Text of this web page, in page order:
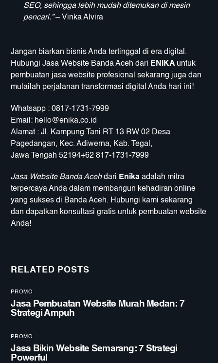
SEO, sehingga lebih mudah ditemukan di mesin
pencari.”– Vinka Alvira
Jangan biarkan bisnis Anda tertinggal di era digital.
Hubungi Jasa Website Banda Aceh dari ENIKA untuk
pembuatan jasa website profesional sekarang juga dan
mulailah perjalanan transformasi digital Anda hari ini!
Whatsapp : 0817-1731-7999
Email: hello@enika.co.id
Alamat : Jl. Kampung Tani RT 13 RW 02 Desa
Pagedangan, Kec. Adiwerna, Kab. Tegal,
Jawa Tengah 52194+62 817-1731-7999
Jasa Website Banda Acehdari Enika adalah mitra
terpercaya Anda dalam membangun kehadiran online
yang sukses di Banda Aceh. Hubungi kami sekarang
dan dapatkan konsultasi gratis untuk pembuatan website
Anda!
RELATED POSTS
PROMO
Jasa Pembuatan Website Murah Medan: 7
Strategi Ampuh
PROMO
Jasa Bikin Website Semarang: 7 Strategi
Powerful